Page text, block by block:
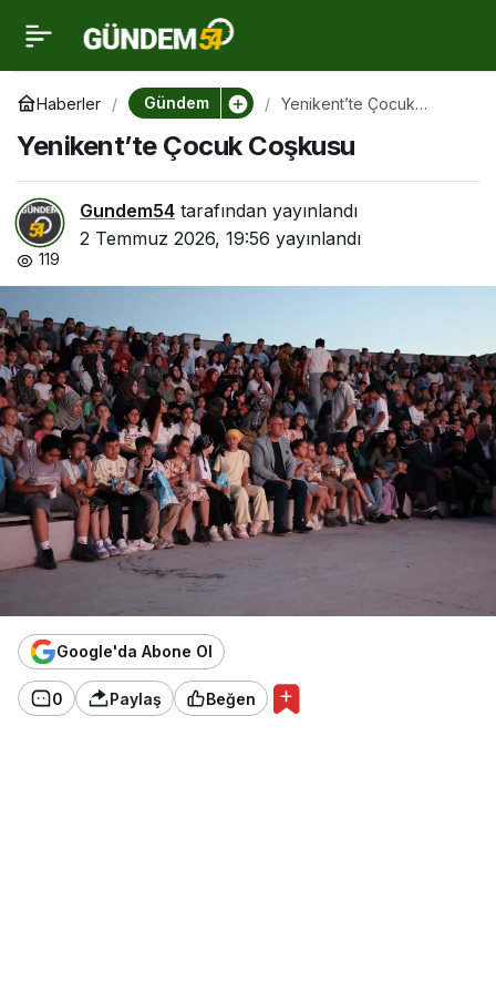
Haberler Gündem
Yenikent’te Çocuk
Yenikent’te Çocuk Coşkusu
Gundem54 tarafından yayınlandı
2 Temmuz 2026, 19:56 yayınlandı
119
Google'da Abone Ol
0 Paylaş Beğen
Yenikent’te Çocuk
Coşkusu